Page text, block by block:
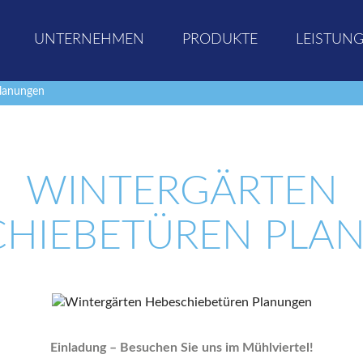
UNTERNEHMEN PRODUKTE
WINTERGÄRTEN
Einladung – Besuchen Sie uns im Mühlviertel!